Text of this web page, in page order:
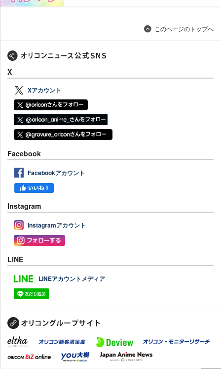
このページのトップへ
X
Xアカウント
Facebook
Facebookアカウント
Instagram
Instagramアカウント
LINE
LINEアカウントメディア